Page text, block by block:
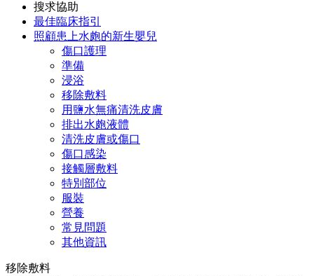
搜求協助
最佳臨床指引
照顧患上水皰的新生嬰兒
傷口護理
準備
浸浴
移除敷料
用鹽水無痛清洗皮膚
排出水皰液體
清洗皮膚或傷口
傷口感染
接觸層敷料
特別部位
服裝
營養
常見問題
其他資訊
移除敷料